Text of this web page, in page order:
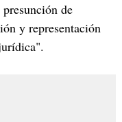
de
y representación